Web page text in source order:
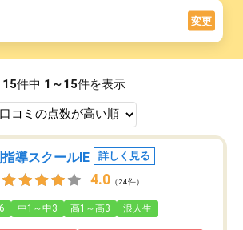
変更
15件中 1～15件を表示
導スクールIE 詳しく見る
4.0 （24件）
中1～中3 高1～高3 浪人生